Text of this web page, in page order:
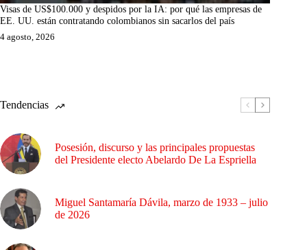
Visas de US$100.000 y despidos por la IA: por qué las empresas de
EE. UU. están contratando colombianos sin sacarlos del país
4 agosto, 2026
Tendencias
Posesión, discurso y las principales propuestas
del Presidente electo Abelardo De La Espriella
Miguel Santamaría Dávila, marzo de 1933 – julio
de 2026